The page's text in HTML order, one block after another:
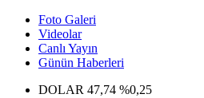
Foto Galeri
Videolar
Canlı Yayın
Günün Haberleri
DOLAR 47,74 %0,25